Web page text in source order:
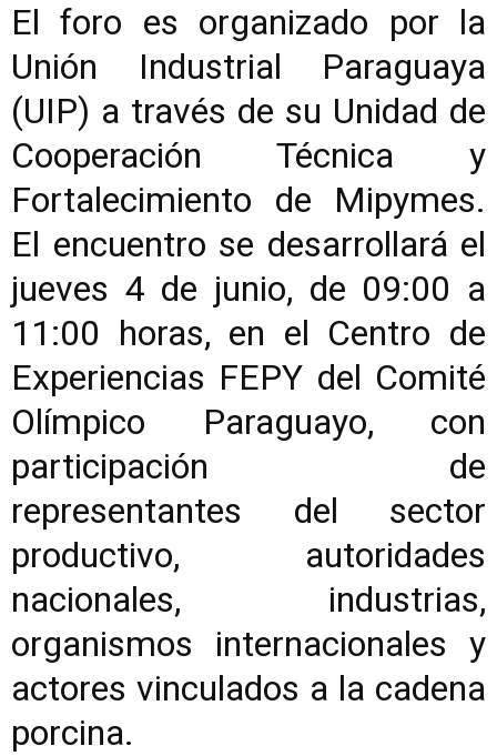
El foro es organizado por la
Unión Industrial Paraguaya
(UIP) a través de su Unidad de
Cooperación Técnica y
Fortalecimiento de Mipymes.
El encuentro se desarrollará el
jueves 4 de junio, de 09:00 a
11:00 horas, en el Centro de
Experiencias FEPY del Comité
Olímpico Paraguayo, con
participación de
representantes del sector
productivo, autoridades
nacionales, industrias,
organismos internacionales y
actores vinculados a la cadena
porcina.